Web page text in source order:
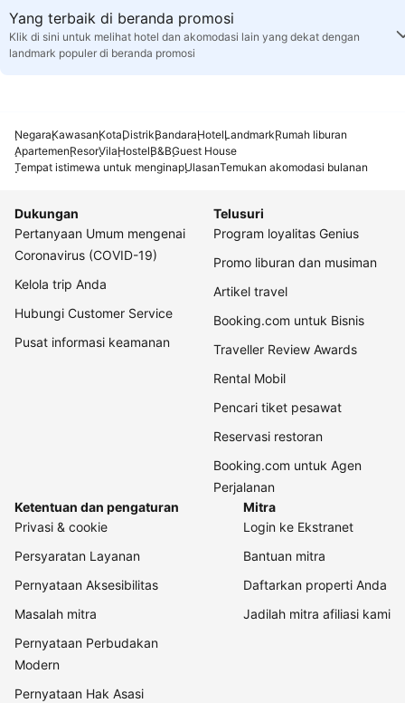
Yang terbaik di beranda promosi
Klik di sini untuk melihat hotel dan akomodasi lain yang dekat dengan
landmark populer di beranda promosi
NegaraKawasanKotaDistrikBandaraHotelLandmarkRumah liburan
ApartemenResorVilaHostelB&BGuest House
Tempat istimewa untuk menginapUlasanTemukan akomodasi bulanan
Dukungan
Pertanyaan Umum mengenai
Coronavirus (COVID-19)
Kelola trip Anda
Hubungi Customer Service
Pusat informasi keamanan
Telusuri
Program loyalitas Genius
Promo liburan dan musiman
Artikel travel
Booking.com untuk Bisnis
Traveller Review Awards
Rental Mobil
Pencari tiket pesawat
Reservasi restoran
Booking.com untuk Agen
Perjalanan
Ketentuan dan pengaturan
Privasi & cookie
Persyaratan Layanan
Pernyataan Aksesibilitas
Masalah mitra
Pernyataan Perbudakan
Modern
Pernyataan Hak Asasi
Mitra
Login ke Ekstranet
Bantuan mitra
Daftarkan properti Anda
Jadilah mitra afiliasi kami